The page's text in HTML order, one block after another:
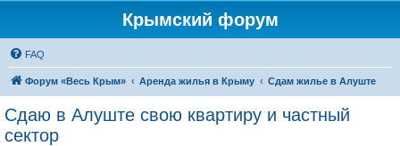
Крымский форум
FAQ
Форум «Весь Крым» Аренда жилья в Крыму Сдам жилье в Алуште
Сдаю в Алуште свою квартиру и частный
сектор